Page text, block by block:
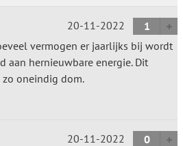
20-11-2022
1
vermogen er jaarlijks bij wordt
aan hernieuwbare energie. Dit
oneindig dom.
20-11-2022
0